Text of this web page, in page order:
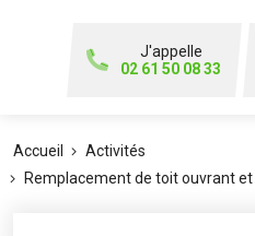
J'appelle
02 61 50 08 33
Accueil
Activités
Remplacement de toit ouvrant